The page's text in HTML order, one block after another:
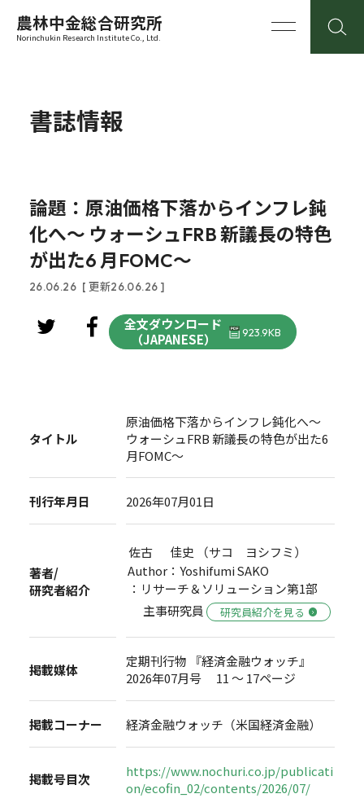
農林中金総合研究所
Norinchukin Research Institute Co., Ltd.
書誌情報
論題：原油価格下落からインフレ鈍
化へ～ ウォーシュFRB 新議長の特色
が出た6 月FOMC～
26.06.26 [ 更新26.06.26 ]
全文ダウンロード
（JAPANESE）
923.9KB
タイトル
原油価格下落からインフレ鈍化へ～
ウォーシュFRB 新議長の特色が出た6
月FOMC～
刊行年月日 2026年07月01日
著者/
研究者紹介
佐古 佳史 （サコ ヨシフミ）
Author：Yoshifumi SAKO
：リサーチ＆ソリューション第1部
主事研究員
研究員紹介を見る
掲載媒体
定期刊行物 『経済金融ウォッチ』
2026年07月号 11 ～ 17ページ
掲載コーナー 経済金融ウォッチ（米国経済金融）
掲載号目次
https://www.nochuri.co.jp/publicati
on/ecofin_02/contents/2026/07/